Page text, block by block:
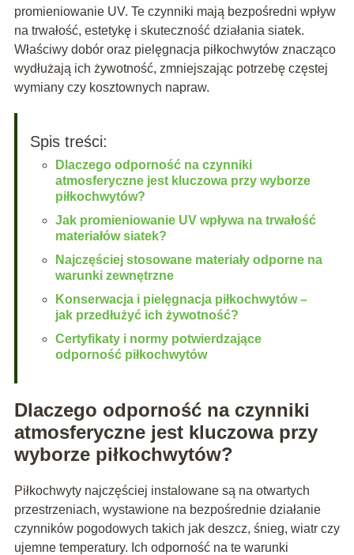
promieniowanie UV. Te czynniki mają bezpośredni wpływ
na trwałość, estetykę i skuteczność działania siatek.
Właściwy dobór oraz pielęgnacja piłkochwytów znacząco
wydłużają ich żywotność, zmniejszając potrzebę częstej
wymiany czy kosztownych napraw.
Spis treści:
Dlaczego odporność na czynniki
atmosferyczne jest kluczowa przy wyborze
piłkochwytów?
Jak promieniowanie UV wpływa na trwałość
materiałów siatek?
Najczęściej stosowane materiały odporne na
warunki zewnętrzne
Konserwacja i pielęgnacja piłkochwytów –
jak przedłużyć ich żywotność?
Certyfikaty i normy potwierdzające
odporność piłkochwytów
Dlaczego odporność na czynniki
atmosferyczne jest kluczowa przy
wyborze piłkochwytów?
Piłkochwyty najczęściej instalowane są na otwartych
przestrzeniach, wystawione na bezpośrednie działanie
czynników pogodowych takich jak deszcz, śnieg, wiatr czy
ujemne temperatury. Ich odporność na te warunki